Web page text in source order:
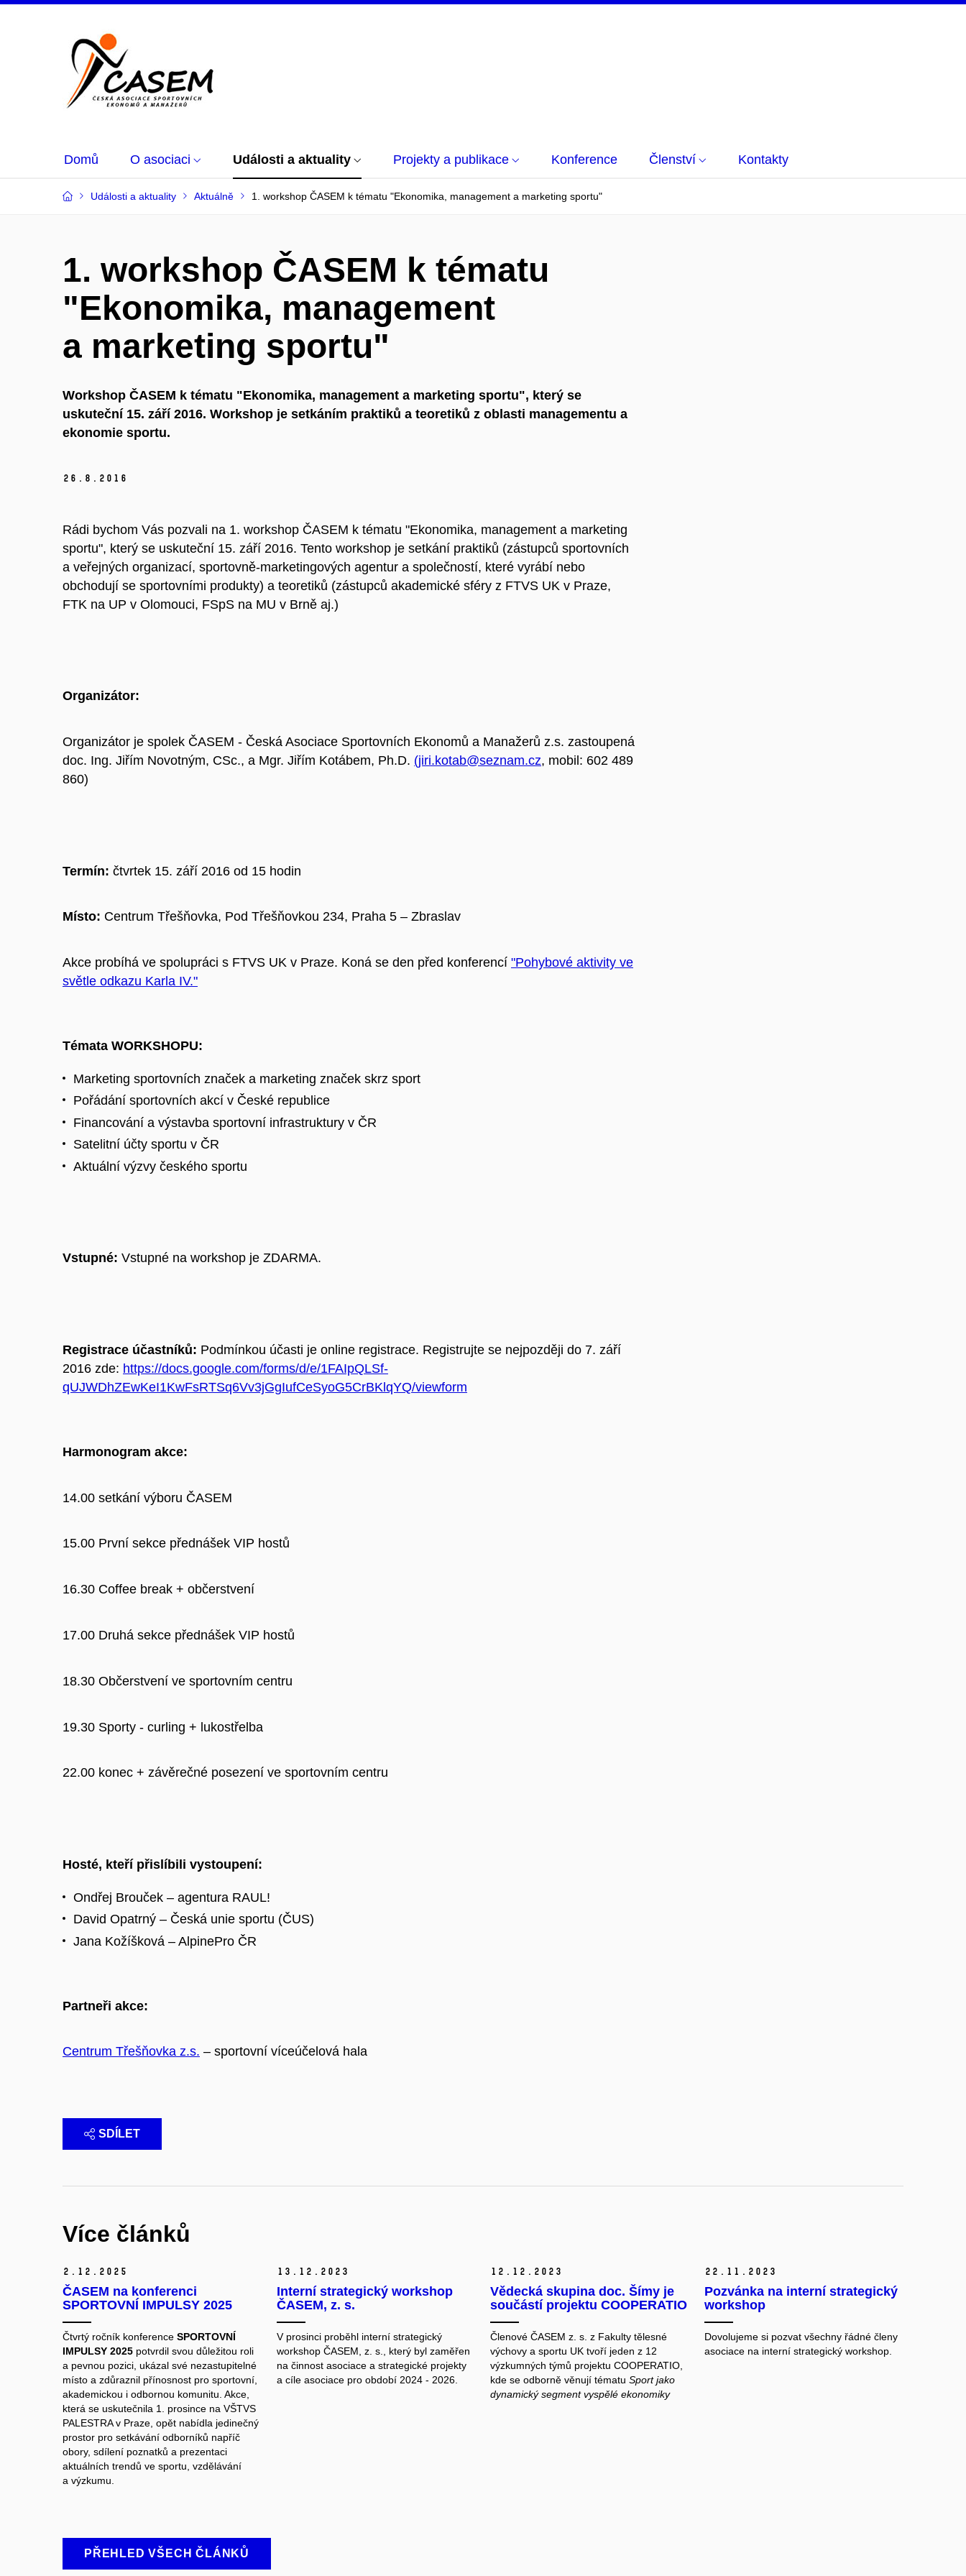
Domů O asociaci Události a aktuality Projekty a publikace Konference Členství Kontakty
Události a aktuality Aktuálně 1. workshop ČASEM k tématu "Ekonomika, management a marketing sportu"
1. workshop ČASEM k tématu
"Ekonomika, management
a marketing sportu"
Workshop ČASEM k tématu "Ekonomika, management a marketing sportu", který se
uskuteční 15. září 2016. Workshop je setkáním praktiků a teoretiků z oblasti managementu a
ekonomie sportu.
26. 8. 2016
Rádi bychom Vás pozvali na 1. workshop ČASEM k tématu "Ekonomika, management a marketing
sportu", který se uskuteční 15. září 2016. Tento workshop je setkání praktiků (zástupců sportovních
a veřejných organizací, sportovně-marketingových agentur a společností, které vyrábí nebo
obchodují se sportovními produkty) a teoretiků (zástupců akademické sféry z FTVS UK v Praze,
FTK na UP v Olomouci, FSpS na MU v Brně aj.)
Organizátor:
Organizátor je spolek ČASEM - Česká Asociace Sportovních Ekonomů a Manažerů z.s. zastoupená
doc. Ing. Jiřím Novotným, CSc., a Mgr. Jiřím Kotábem, Ph.D. (jiri.kotab@seznam.cz, mobil: 602 489
860)
Termín: čtvrtek 15. září 2016 od 15 hodin
Místo: Centrum Třešňovka, Pod Třešňovkou 234, Praha 5 – Zbraslav
Akce probíhá ve spolupráci s FTVS UK v Praze. Koná se den před konferencí "Pohybové aktivity ve
světle odkazu Karla IV."
Témata WORKSHOPU:
Marketing sportovních značek a marketing značek skrz sport
Pořádání sportovních akcí v České republice
Financování a výstavba sportovní infrastruktury v ČR
Satelitní účty sportu v ČR
Aktuální výzvy českého sportu
Vstupné: Vstupné na workshop je ZDARMA.
Registrace účastníků: Podmínkou účasti je online registrace. Registrujte se nejpozději do 7. září
2016 zde: https://docs.google.com/forms/d/e/1FAIpQLSf-
qUJWDhZEwKeI1KwFsRTSq6Vv3jGgIufCeSyoG5CrBKlqYQ/viewform
Harmonogram akce:
14.00 setkání výboru ČASEM
15.00 První sekce přednášek VIP hostů
16.30 Coffee break + občerstvení
17.00 Druhá sekce přednášek VIP hostů
18.30 Občerstvení ve sportovním centru
19.30 Sporty - curling + lukostřelba
22.00 konec + závěrečné posezení ve sportovním centru
Hosté, kteří přislíbili vystoupení:
Ondřej Brouček – agentura RAUL!
David Opatrný – Česká unie sportu (ČUS)
Jana Kožíšková – AlpinePro ČR
Partneři akce:
Centrum Třešňovka z.s. – sportovní víceúčelová hala
SDÍLET
Více článků
2. 12. 2025
ČASEM na konferenci
SPORTOVNÍ IMPULSY 2025
Čtvrtý ročník konference SPORTOVNÍ
IMPULSY 2025 potvrdil svou důležitou roli
a pevnou pozici, ukázal své nezastupitelné
místo a zdůraznil přínosnost pro sportovní,
akademickou i odbornou komunitu. Akce,
která se uskutečnila 1. prosince na VŠTVS
PALESTRA v Praze, opět nabídla jedinečný
prostor pro setkávání odborníků napříč
obory, sdílení poznatků a prezentaci
aktuálních trendů ve sportu, vzdělávání
a výzkumu.
13. 12. 2023
Interní strategický workshop
ČASEM, z. s.
V prosinci proběhl interní strategický
workshop ČASEM, z. s., který byl zaměřen
na činnost asociace a strategické projekty
a cíle asociace pro období 2024 - 2026.
12. 12. 2023
Vědecká skupina doc. Šímy je
součástí projektu COOPERATIO
Členové ČASEM z. s. z Fakulty tělesné
výchovy a sportu UK tvoří jeden z 12
výzkumných týmů projektu COOPERATIO,
kde se odborně věnují tématu Sport jako
dynamický segment vyspělé ekonomiky
22. 11. 2023
Pozvánka na interní strategický
workshop
Dovolujeme si pozvat všechny řádné členy
asociace na interní strategický workshop.
PŘEHLED VŠECH ČLÁNKŮ